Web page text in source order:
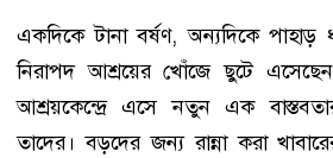
একদিকে টানা বর্ষণ, অন্যদিকে
নিরাপদ আশ্রয়ের খোঁজে ছুটে
আশ্রয়কেন্দ্রে এসে নতুন এক
তাদের। বড়দের জন্য রান্না করা